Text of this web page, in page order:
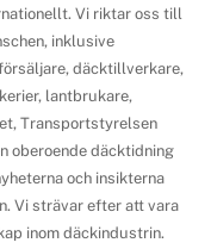
Vi riktar oss till
inklusive
däcktillverkare,
lantbrukare,
Transportstyrelsen
oberoende däcktidning
och insikterna
Vi strävar efter att vara
inom däckindustrin.